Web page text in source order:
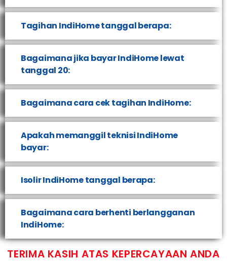
Tagihan IndiHome tanggal berapa:
Bagaimana jika bayar IndiHome lewat
tanggal 20:
Bagaimana cara cek tagihan IndiHome:
Apakah memanggil teknisi IndiHome
bayar:
Isolir IndiHome tanggal berapa:
Bagaimana cara berhenti berlangganan
IndiHome:
TERIMA KASIH ATAS KEPERCAYAAN ANDA